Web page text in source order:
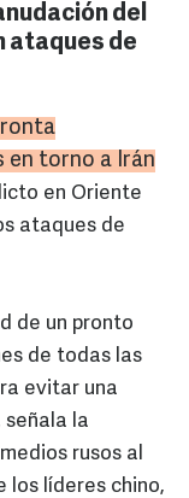
del
ataques de
en torno a Irán
en Oriente
ataques de
de un pronto
de todas las
evitar una
la
rusos al
los líderes chino,